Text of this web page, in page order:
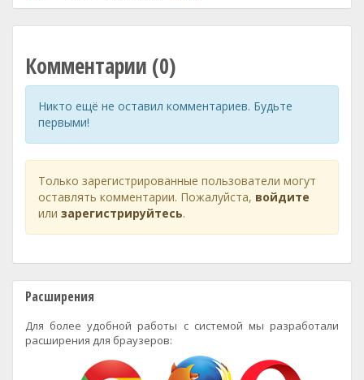
Комментарии (0)
Никто ещё не оставил комментариев. Будьте
первыми!
Только зарегистрированные пользователи могут
оставлять комментарии. Пожалуйста, войдите
или зарегистрируйтесь.
Расширения
Для более удобной работы с системой мы разработали
расширения для браузеров: